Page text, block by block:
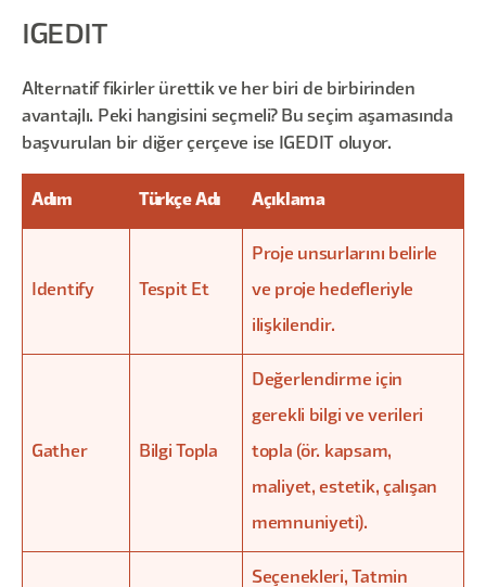
IGEDIT
Alternatif fikirler ürettik ve her biri de birbirinden
avantajlı. Peki hangisini seçmeli? Bu seçim aşamasında
başvurulan bir diğer çerçeve ise IGEDIT oluyor.
Adım Türkçe Adı Açıklama
Identify Tespit Et
Proje unsurlarını belirle
ve proje hedefleriyle
ilişkilendir.
Gather Bilgi Topla
Değerlendirme için
gerekli bilgi ve verileri
topla (ör. kapsam,
maliyet, estetik, çalışan
memnuniyeti).
Seçenekleri, Tatmin